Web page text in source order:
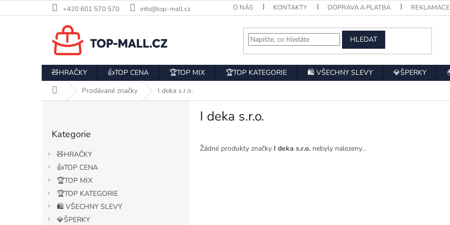
na
+420 601 570 570 info@top-mall.cz O NÁS KONTAKTY DOPRAVA A PLATBA REKLAMACE
HLEDAT
🧸HRAČKY 👍TOP CENA 🏆TOP MIX 🏆TOP KATEGORIE 🛍️ VŠECHNY SLEVY 💎ŠPERKY
Domů Prodávané značky I deka s.r.o.
kategorie
Kategorie
🧸HRAČKY
👍TOP CENA
🏆TOP MIX
🏆TOP KATEGORIE
🛍️ VŠECHNY SLEVY
💎ŠPERKY
I deka s.r.o.
Žádné produkty značky I deka s.r.o. nebyly nalezeny...